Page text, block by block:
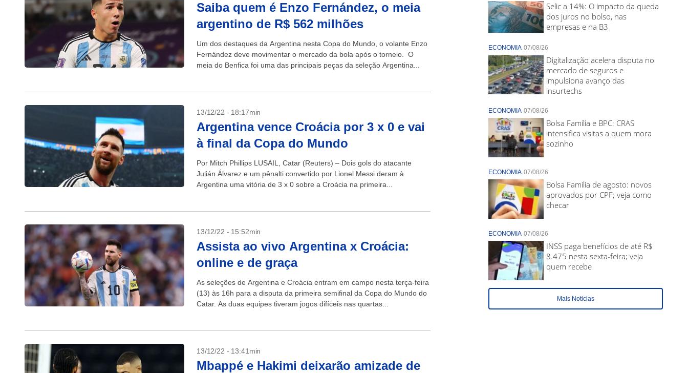
Saiba quem é Enzo Fernández, o meia
argentino de R$ 562 milhões
Um dos destaques da Argentina nesta Copa do Mundo, o volante Enzo
Fernández deve movimentar o mercado da bola após o torneio. O
meia do Benfica foi uma das principais peças da seleção Argentina...
13/12/22 - 18:17min
Argentina vence Croácia por 3 x 0 e vai
à final da Copa do Mundo
Por Mitch Phillips LUSAIL, Catar (Reuters) – Dois gols do atacante
Julián Álvarez e um pênalti convertido por Lionel Messi deram à
Argentina uma vitória de 3 x 0 sobre a Croácia na primeira...
13/12/22 - 15:52min
Assista ao vivo Argentina x Croácia:
online e de graça
As seleções de Argentina e Croácia entram em campo nesta terça-feira
(13) às 16h para a disputa da primeira semifinal da Copa do Mundo do
Catar. As duas equipes tiveram jogos difíceis nas quartas...
13/12/22 - 13:41min
Mbappé e Hakimi deixarão amizade de
Selic a 14%: O impacto da queda
dos juros no bolso, nas
empresas e na B3
ECONOMIA 07/08/26
Digitalização acelera disputa no
mercado de seguros e
impulsiona avanço das
insurtechs
ECONOMIA 07/08/26
Bolsa Família e BPC: CRAS
intensifica visitas a quem mora
sozinho
ECONOMIA 07/08/26
Bolsa Família de agosto: novos
aprovados por CPF; veja como
checar
ECONOMIA 07/08/26
INSS paga benefícios de até R$
8.475 nesta sexta-feira; veja
quem recebe
Mais Noticias